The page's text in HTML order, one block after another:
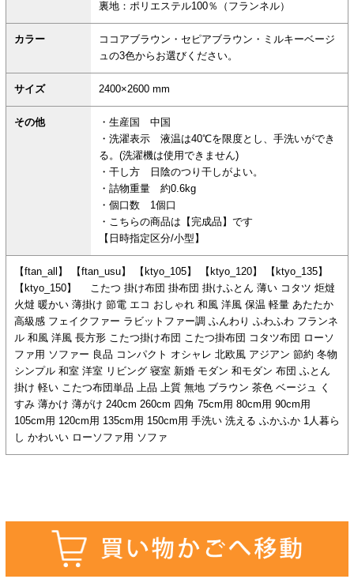
裏地：ポリエステル100％（フランネル）
カラー
ココアブラウン・セピアブラウン・ミルキーベージ
ュの3色からお選びください。
サイズ 2400×2600 mm
その他
・生産国 中国
・洗濯表示 液温は40℃を限度とし、手洗いができ
る。(洗濯機は使用できません)
・干し方 日陰のつり干しがよい。
・詰物重量 約0.6kg
・個口数 1個口
・こちらの商品は【完成品】です
【日時指定区分/小型】
【ftan_all】 【ftan_usu】 【ktyo_105】 【ktyo_120】 【ktyo_135】
【ktyo_150】 こたつ 掛け布団 掛布団 掛けふとん 薄い コタツ 炬燵
火燵 暖かい 薄掛け 節電 エコ おしゃれ 和風 洋風 保温 軽量 あたたか
高級感 フェイクファー ラビットファー調 ふんわり ふわふわ フランネ
ル 和風 洋風 長方形 こたつ掛け布団 こたつ掛布団 コタツ布団 ローソ
ファ用 ソファー 良品 コンパクト オシャレ 北欧風 アジアン 節約 冬物
シンプル 和室 洋室 リビング 寝室 新婚 モダン 和モダン 布団 ふとん
掛け 軽い こたつ布団単品 上品 上質 無地 ブラウン 茶色 ベージュ く
すみ 薄かけ 薄がけ 240cm 260cm 四角 75cm用 80cm用 90cm用
105cm用 120cm用 135cm用 150cm用 手洗い 洗える ふかふか 1人暮ら
し かわいい ローソファ用 ソファ